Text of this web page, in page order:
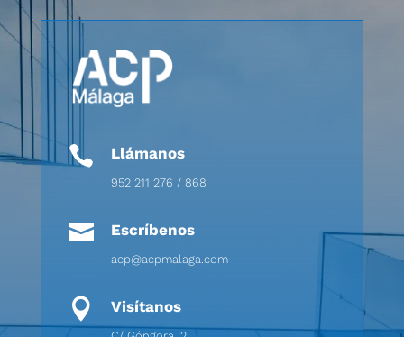
 Llámanos
952 211 276 / 868
 Escríbenos
acp@acpmalaga.com
 Visítanos